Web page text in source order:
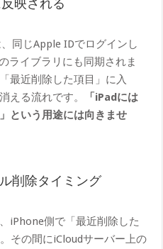
映される
同じApple IDでログインし
ライブラリにも同期されま
最近削除した項目」に入
える流れです。
「iPadには
という用途には向きませ
削除タイミング
iPhone側で「最近削除した
その間にiCloudサーバー上の